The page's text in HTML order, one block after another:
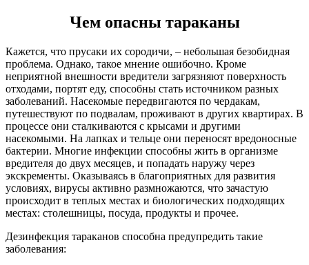
Чем опасны тараканы
Кажется, что прусаки их сородичи, – небольшая безобидная
проблема. Однако, такое мнение ошибочно. Кроме
неприятной внешности вредители загрязняют поверхность
отходами, портят еду, способны стать источником разных
заболеваний. Насекомые передвигаются по чердакам,
путешествуют по подвалам, проживают в других квартирах. В
процессе они сталкиваются с крысами и другими
насекомыми. На лапках и тельце они переносят вредоносные
бактерии. Многие инфекции способны жить в организме
вредителя до двух месяцев, и попадать наружу через
экскременты. Оказываясь в благоприятных для развития
условиях, вирусы активно размножаются, что зачастую
происходит в теплых местах и биологических подходящих
местах: столешницы, посуда, продукты и прочее.
Дезинфекция тараканов способна предупредить такие
заболевания: